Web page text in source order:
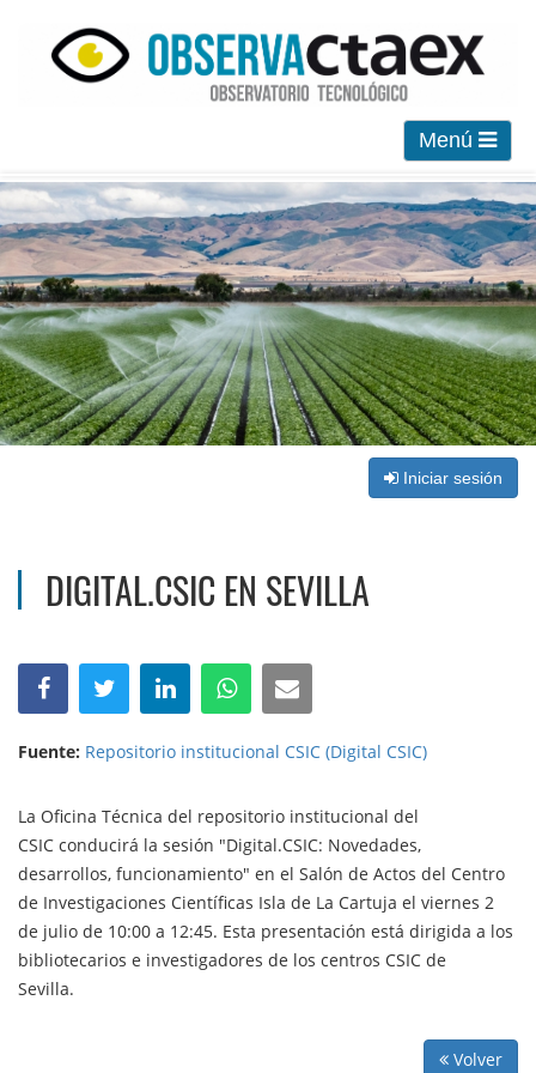
Menú
Iniciar sesión
DIGITAL.CSIC EN SEVILLA
Fuente: Repositorio institucional CSIC (Digital CSIC)
La Oficina Técnica del repositorio institucional del
CSIC conducirá la sesión "Digital.CSIC: Novedades,
desarrollos, funcionamiento" en el Salón de Actos del Centro
de Investigaciones Científicas Isla de La Cartuja el viernes 2
de julio de 10:00 a 12:45. Esta presentación está dirigida a los
bibliotecarios e investigadores de los centros CSIC de
Sevilla.
Volver